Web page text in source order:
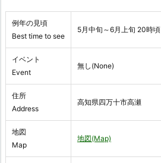
例年の見頃
Best time to see
5月中旬～6月上旬 20時頃
イベント
Event
無し(None)
住所
Address
高知県四万十市高瀬
地図
Map
地図(Map)